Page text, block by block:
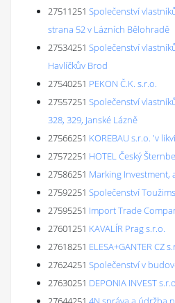
27511251 Společenství
strana 52 v Lázních Bělohradě
27534251 Společenství
Havlíčkův Brod
27540251 PEKON Č.K. s.r.o.
27557251 Společenství
328, 329, Janské Lázně
27566251 KOREBAU s.r.o. 'v
27572251 HOTEL Český
27586251 Marking Investment,
27592251 Společenství
27595251 Import Trade
27601251 KAVALÍR Prag s.r.o.
27618251 ELESA+GANTER CZ
27624251 Společenství v
27630251 DEPONIA INVEST